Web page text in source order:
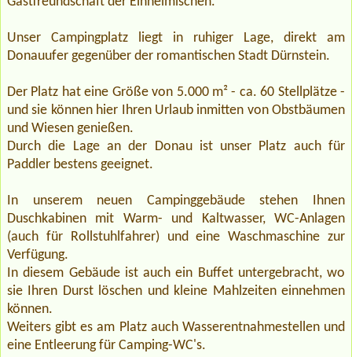
Unser Campingplatz liegt in ruhiger Lage, direkt am
Donauufer gegenüber der romantischen Stadt Dürnstein.
Der Platz hat eine Größe von 5.000 m² - ca. 60 Stellplätze -
und sie können hier Ihren Urlaub inmitten von Obstbäumen
und Wiesen genießen.
Durch die Lage an der Donau ist unser Platz auch für
Paddler bestens geeignet.
In unserem neuen Campinggebäude stehen Ihnen
Duschkabinen mit Warm- und Kaltwasser, WC-Anlagen
(auch für Rollstuhlfahrer) und eine Waschmaschine zur
Verfügung.
In diesem Gebäude ist auch ein Buffet untergebracht, wo
sie Ihren Durst löschen und kleine Mahlzeiten einnehmen
können.
Weiters gibt es am Platz auch Wasserentnahmestellen und
eine Entleerung für Camping-WC's.